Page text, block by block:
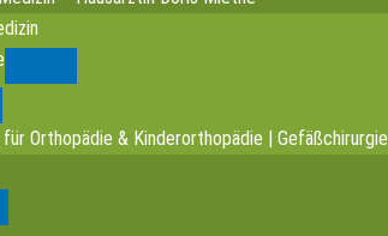
für Orthopädie & Kinderorthopädie | Gefäßchirurgie